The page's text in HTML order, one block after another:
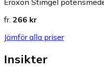
Eroxon Stimgel
fr. 266 kr
Jämför alla priser
Insikter